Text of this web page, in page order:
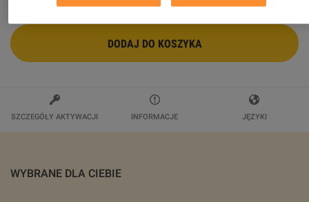
DODAJ DO KOSZYKA
SZCZEGÓŁY AKTYWACJI INFORMACJE JĘZYKI
WYBRANE DLA CIEBIE